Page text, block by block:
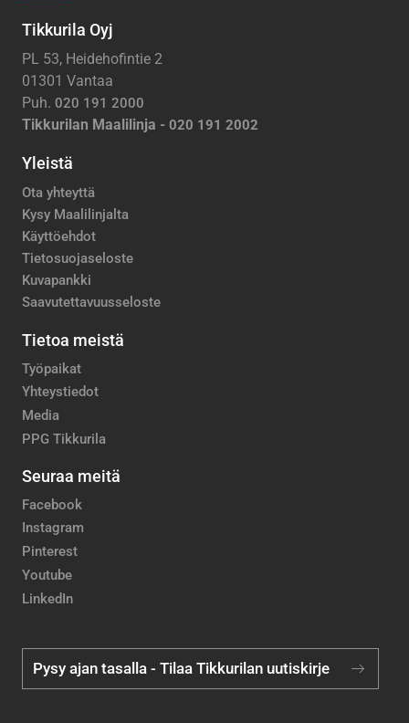
Tikkurila Oyj
PL 53, Heidehofintie 2
01301 Vantaa
Puh. 020 191 2000
Tikkurilan Maalilinja - 020 191 2002
Yleistä
Ota yhteyttä
Kysy Maalilinjalta
Käyttöehdot
Tietosuojaseloste
Kuvapankki
Saavutettavuusseloste
Tietoa meistä
Työpaikat
Yhteystiedot
Media
PPG Tikkurila
Seuraa meitä
Facebook
Instagram
Pinterest
Youtube
LinkedIn
Pysy ajan tasalla - Tilaa Tikkurilan uutiskirje